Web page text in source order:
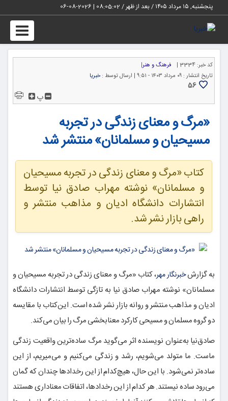
پنجشنبه, ۱۵ مرداد ۱۴۰۵ / بعد از ظهر / 08:05:03
|
2026-08-06
کد خبر: 3334 | فرهنگ و هنر|
تاریخ انتشار : ۰۹ مرداد ۱۴۰۳ - ۹:۵۱ | ارسال توسط :خبریا
56
پ
«مرگ و معنای زندگی در تجربه
مسیحیان و مسلمانان» منتشر شد
کتاب «مرگ و معنای زندگی در تجربه مسیحیان
و مسلمانان» نوشته مهراب صادق نیا توسط
انتشارات دانشگاه ادیان و مذاهب منتشر و
راهی بازار نشر شد.
به گزارشخبرنگار مهر، کتاب «مرگ و معنای زندگی در تجربه مسیحیان و
مسلمانان» نوشته مهراب صادق نیا به تازگی توسط انتشارات دانشگاه
ادیان و مذاهب منتشر و روانه بازار نشر شده است. این‌کتاب با مقایسه
دو گروه مسلمان و مسیحی کارکرد معنابخشی مرگ را بیان می‌کند.
صادق‌نیا به‌عنوان نویسنده اثر می‌گوید مرگ ساده‌ترین واقعیت زندگی
ماست. ما متولد می‌شویم، رشد و زندگی می‌کنیم و می‌میریم، از این
ساده‌تر نمی‌شود. با این حال، هیچ‌کدام از این رخدادها چندان که گمان
می‌رود ساده نیستند. هر کدام از این رخدادها، اتفاقات معناداری هستند